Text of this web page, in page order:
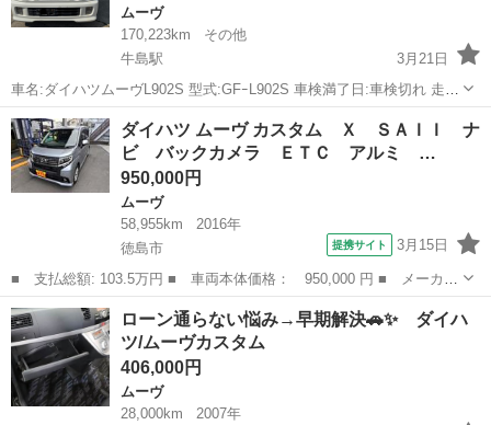
ムーヴ
170,223km
その他
牛島駅
3月21日
車名:ダイハツムーヴL902S 型式:GFｰL902S 車検満了日:車検切れ 走行
距離:170223km 装備:電動サンルーフ、パワーウィンドウ、リモコンミ
ラー、パワステ 現状において特に不具合はみられませんが購入に際し
ま...
徳島 吉野川市 ムーヴ 走行距離
ダイハツ ムーヴ カスタム Ｘ ＳＡＩＩ ナ
ビ バックカメラ ＥＴＣ アルミ …
950,000円
ムーヴ
58,955km
2016年
徳島市
提携サイト 3月15日
■ 支払総額: 103.5万円 ■ 車両本体価格： 950,000 円 ■ メーカー
名： ダイハツ ■ 車種名： ムーヴ ■ グレード名： カスタム
Ｘ ＳＡＩＩ ナビ バックカメラ ＥＴＣ アルミ スマートキー
■ 排気...
徳島 徳島市 ムーヴ
ローン通らない悩み→早期解決🚗✨ ダイハ
ツ/ムーヴカスタム
406,000円
ムーヴ
28,000km
2007年